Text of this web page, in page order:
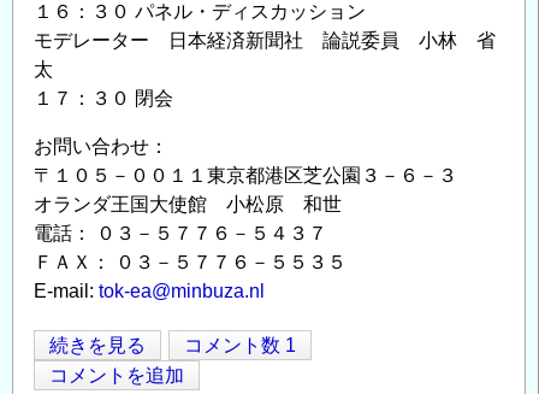
１６：３０ パネル・ディスカッション
モデレーター 日本経済新聞社 論説委員 小林 省
太
１７：３０ 閉会
お問い合わせ：
〒１０５－００１１東京都港区芝公園３－６－３
オランダ王国大使館 小松原 和世
電話： ０３－５７７６－５４３７
ＦＡＸ： ０３－５７７６－５５３５
E-mail: tok-ea@minbuza.nl
ヨ
ハ
続きを見る
コメント数 1
コメントを追加